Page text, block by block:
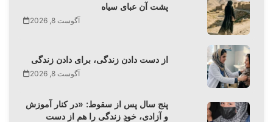
پشت آن عبای سیاه
آگوست 8, 2026
از دست دادن زندگی، برای دادن زندگی
آگوست 8, 2026
پنج سال پس از سقوط: «در کنار آموزش
و آزادی، خودِ زندگی را هم از دست